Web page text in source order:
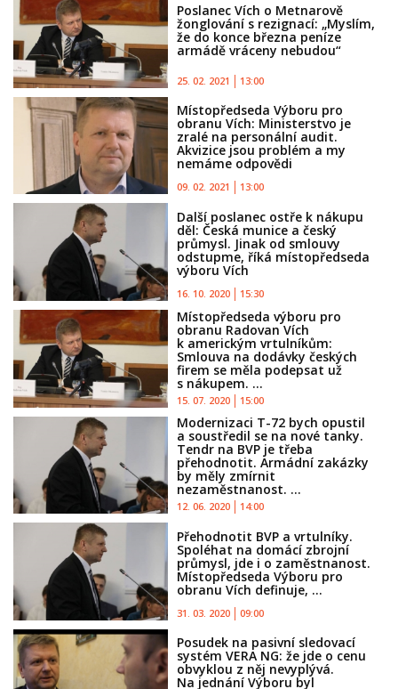
Poslanec Vích o Metnarově
žonglování s rezignací: „Myslím,
že do konce března peníze
armádě vráceny nebudou“
25. 02. 2021 13:00
Místopředseda Výboru pro
obranu Vích: Ministerstvo je
zralé na personální audit.
Akvizice jsou problém a my
nemáme odpovědi
09. 02. 2021 13:00
Další poslanec ostře k nákupu
děl: Česká munice a český
průmysl. Jinak od smlouvy
odstupme, říká místopředseda
výboru Vích
16. 10. 2020 15:30
Místopředseda výboru pro
obranu Radovan Vích
k americkým vrtulníkům:
Smlouva na dodávky českých
firem se měla podepsat už
s nákupem. ...
15. 07. 2020 15:00
Modernizaci T-72 bych opustil
a soustředil se na nové tanky.
Tendr na BVP je třeba
přehodnotit. Armádní zakázky
by měly zmírnit
nezaměstnanost. ...
12. 06. 2020 14:00
Přehodnotit BVP a vrtulníky.
Spoléhat na domácí zbrojní
průmysl, jde i o zaměstnanost.
Místopředseda Výboru pro
obranu Vích definuje, ...
31. 03. 2020 09:00
Posudek na pasivní sledovací
systém VERA NG: že jde o cenu
obvyklou z něj nevyplývá.
Na jednání Výboru byl